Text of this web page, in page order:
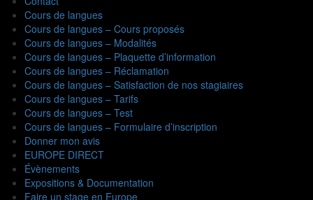
Cours de langues
Cours de langues – Cours proposés
Cours de langues – Modalités
Cours de langues – Plaquette d’information
Cours de langues – Réclamation
Cours de langues – Satisfaction de nos stagiaires
Cours de langues – Tarifs
Cours de langues – Test
Cours de langues – Formulaire d’inscription
Donner mon avis
EUROPE DIRECT
Évènements
Expositions & Documentation
Faire un stage en Europe